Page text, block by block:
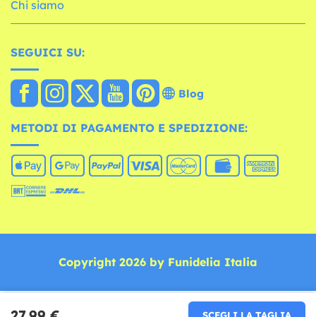
Chi siamo
SEGUICI SU:
Blog
METODI DI PAGAMENTO E SPEDIZIONE:
Copyright 2026 by Funidelia Italia